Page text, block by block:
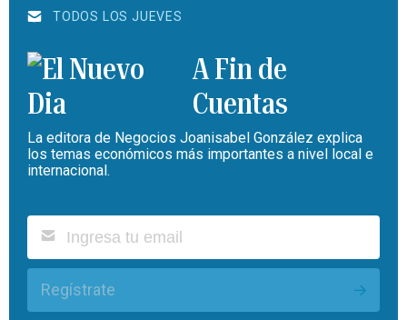
TODOS LOS JUEVES
A Fin de
Cuentas
La editora de Negocios Joanisabel González explica
los temas económicos más importantes a nivel local e
internacional.
Regístrate